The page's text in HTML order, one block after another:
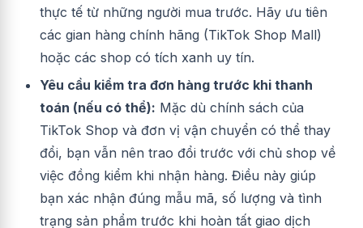
thực tế từ những người mua trước. Hãy ưu tiên
các gian hàng chính hãng (TikTok Shop Mall)
hoặc các shop có tích xanh uy tín.
Yêu cầu kiểm tra đơn hàng trước khi thanh
toán (nếu có thể): Mặc dù chính sách của
TikTok Shop và đơn vị vận chuyển có thể thay
đổi, bạn vẫn nên trao đổi trước với chủ shop về
việc đồng kiểm khi nhận hàng. Điều này giúp
bạn xác nhận đúng mẫu mã, số lượng và tình
trạng sản phẩm trước khi hoàn tất giao dịch